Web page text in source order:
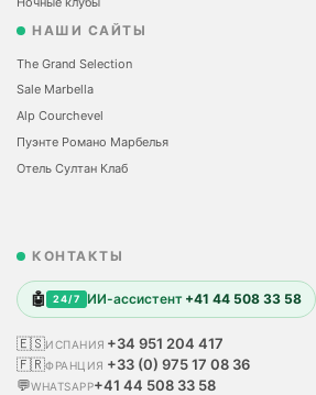
НАШИ САЙТЫ
The Grand Selection
Sale Marbella
Alp Courchevel
Пуэнте Романо Марбелья
Отель Султан Клаб
КОНТАКТЫ
🤖 24/7 ИИ-ассистент +41 44 508 33 58
🇪🇸ИСПАНИЯ +34 951 204 417
🇫🇷ФРАНЦИЯ +33 (0) 975 17 08 36
💬WHATSAPP+41 44 508 33 58